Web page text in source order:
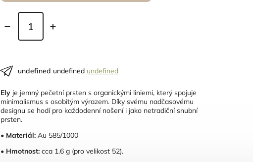
undefined undefined undefined
Ely je jemný pečetní prsten s organickými liniemi, který spojuje
minimalismus s osobitým výrazem. Díky svému nadčasovému
designu se hodí pro každodenní nošení i jako netradiční snubní
prsten.
• Materiál:Au 585/1000
• Hmotnost:cca 1.6 g (pro velikost 52).